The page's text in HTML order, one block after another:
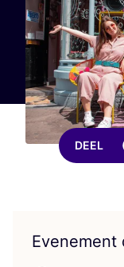
DEEL
Evenement